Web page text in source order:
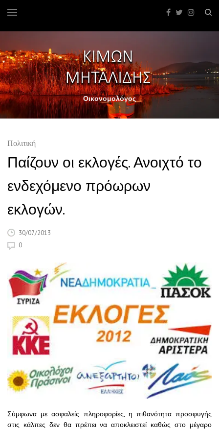
Οικονομολόγος
Πολιτική
Παίζουν οι εκλογές. Ανοιχτό το
ενδεχόμενο πρόωρων
εκλογών.
30/07/2013
0
Σύμφωνα με ασφαλείς πληροφορίες, η πιθανότητα προσφυγής
στις κάλπες δεν θα πρέπει να αποκλειστεί καθώς στο μέγαρο